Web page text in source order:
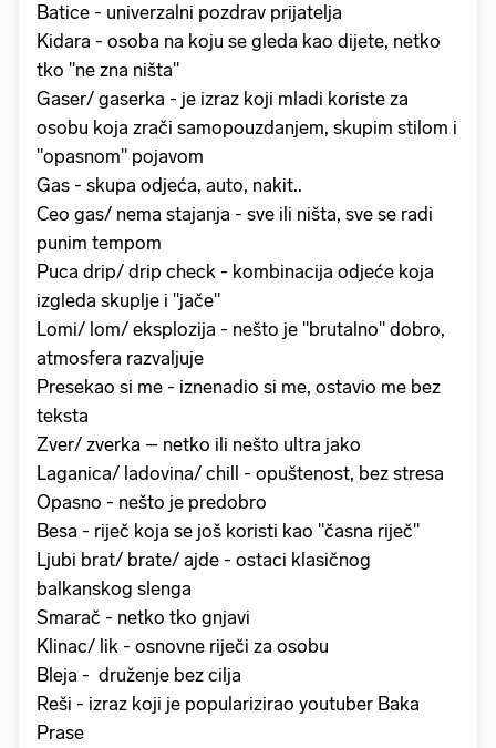
Batice - univerzalni pozdrav prijatelja
Kidara - osoba na koju se gleda kao dijete, netko
tko "ne zna ništa"
Gaser/ gaserka - je izraz koji mladi koriste za
osobu koja zrači samopouzdanjem, skupim stilom i
"opasnom" pojavom
Gas - skupa odjeća, auto, nakit..
Ceo gas/ nema stajanja - sve ili ništa, sve se radi
punim tempom
Puca drip/ drip check - kombinacija odjeće koja
izgleda skuplje i "jače"
Lomi/ lom/ eksplozija - nešto je "brutalno" dobro,
atmosfera razvaljuje
Presekao si me - iznenadio si me, ostavio me bez
teksta
Zver/ zverka – netko ili nešto ultra jako
Laganica/ ladovina/ chill - opuštenost, bez stresa
Opasno - nešto je predobro
Besa - riječ koja se još koristi kao "časna riječ"
Ljubi brat/ brate/ ajde - ostaci klasičnog
balkanskog slenga
Smarač - netko tko gnjavi
Klinac/ lik - osnovne riječi za osobu
Bleja - druženje bez cilja
Reši - izraz koji je popularizirao youtuber Baka
Prase